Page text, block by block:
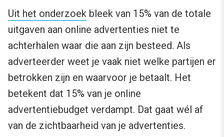
Uit het onderzoek bleek van 15% van de totale
uitgaven aan online advertenties niet te
achterhalen waar die aan zijn besteed. Als
adverteerder weet je vaak niet welke partijen er
betrokken zijn en waarvoor je betaalt. Het
betekent dat 15% van je online
advertentiebudget verdampt. Dat gaat wél af
van de zichtbaarheid van je advertenties.